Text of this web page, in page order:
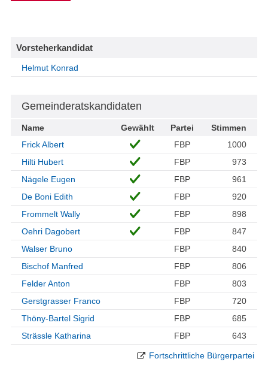
Vorsteherkandidat
Helmut Konrad
Gemeinderatskandidaten
Name Gewählt Partei
Stimmen
Frick Albert
FBP
1000
Hilti Hubert
FBP
973
Nägele Eugen
FBP
961
De Boni Edith
FBP
920
Frommelt Wally
FBP
898
Oehri Dagobert
FBP
847
Walser Bruno
FBP
840
Bischof Manfred
FBP
806
Felder Anton
FBP
803
Gerstgrasser Franco
FBP
720
Thöny-Bartel Sigrid
FBP
685
Strässle Katharina
FBP 643
Fortschrittliche Bürgerpartei